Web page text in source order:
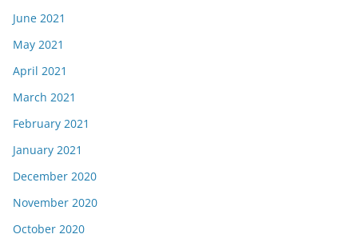
June 2021
May 2021
April 2021
March 2021
February 2021
January 2021
December 2020
November 2020
October 2020